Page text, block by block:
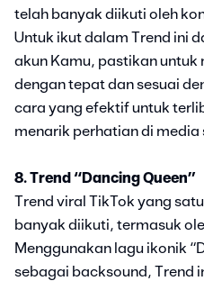
telah banyak diikuti oleh
Untuk ikut dalam Trend ini
akun Kamu, pastikan
dengan tepat dan sesuai
cara yang efektif untuk
menarik perhatian di media
8. Trend “Dancing Queen”
Trend viral TikTok yang
banyak diikuti, termasuk
Menggunakan lagu ikonik
sebagai backsound, Trend